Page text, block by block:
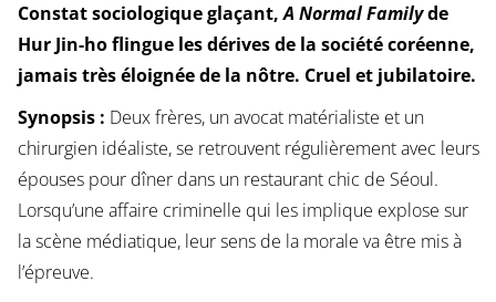
Constat sociologique glaçant,A Normal Familyde
Hur Jin-ho flingue les dérives de la société coréenne,
jamais très éloignée de la nôtre. Cruel et jubilatoire.
Synopsis : Deux frères, un avocat matérialiste et un
chirurgien idéaliste, se retrouvent régulièrement avec leurs
épouses pour dîner dans un restaurant chic de Séoul.
Lorsqu’une affaire criminelle qui les implique explose sur
la scène médiatique, leur sens de la morale va être mis à
l’épreuve.